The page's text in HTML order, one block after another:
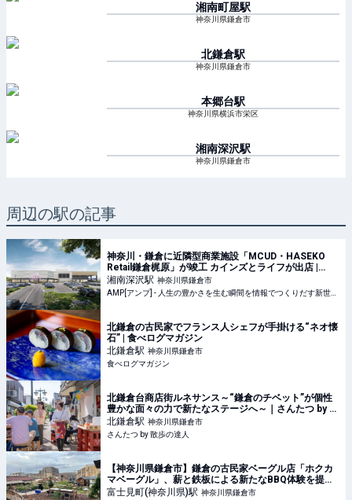
湘南町屋駅
神奈川県鎌倉市
北鎌倉駅
神奈川県鎌倉市
本郷台駅
神奈川県横浜市栄区
湘南深沢駅
神奈川県鎌倉市
周辺の駅の記事
神奈川・鎌倉に近隣型商業施設「MCUD・HASEKO
Retail鎌倉梶原」が竣工 カインズとライフが出店 |
AMP[アンプ] - 人生の豊かさを生む瞬間を情報でつく
りだす新世代向けビジネスメディア
湘南深沢駅 神奈川県鎌倉市
北鎌倉の古民家でフランス人シェフが手掛ける“ネオ懐
石” | 食べログマガジン
北鎌倉駅 神奈川県鎌倉市
食べログマガジン
北鎌倉台商店街ルネサンス～“鎌倉のチベット”が個性
豊かな面々の力で新たなステージへ～｜さんたつ by 散
歩の達人
北鎌倉駅 神奈川県鎌倉市
さんたつ by 散歩の達人
【神奈川県鎌倉市】鎌倉の古民家ベーグル店「ホクカ
マベーグル」、薪と鉄板による新たなBBQ体験を提供 |
ママテナ
富士見町(神奈川県)駅 神奈川県鎌倉市